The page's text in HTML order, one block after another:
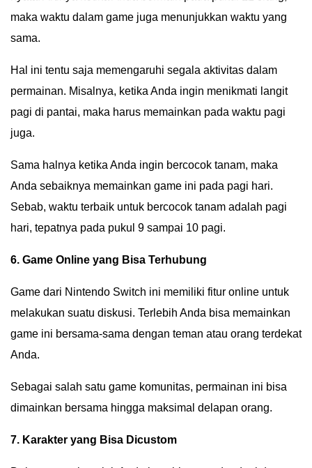
maka waktu dalam game juga menunjukkan waktu yang
sama.
Hal ini tentu saja memengaruhi segala aktivitas dalam
permainan. Misalnya, ketika Anda ingin menikmati langit
pagi di pantai, maka harus memainkan pada waktu pagi
juga.
Sama halnya ketika Anda ingin bercocok tanam, maka
Anda sebaiknya memainkan game ini pada pagi hari.
Sebab, waktu terbaik untuk bercocok tanam adalah pagi
hari, tepatnya pada pukul 9 sampai 10 pagi.
6. Game Online yang Bisa Terhubung
Game dari Nintendo Switch ini memiliki fitur online untuk
melakukan suatu diskusi. Terlebih Anda bisa memainkan
game ini bersama-sama dengan teman atau orang terdekat
Anda.
Sebagai salah satu game komunitas, permainan ini bisa
dimainkan bersama hingga maksimal delapan orang.
7. Karakter yang Bisa Dicustom